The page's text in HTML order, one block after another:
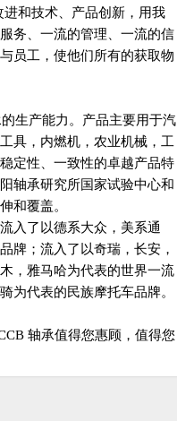
和技术、产品创新，用我
务、一流的管理、一流的信
员工，使他们所有的获取物
生产能力。产品主要用于汽
具，内燃机，农业机械，工
定性、一致性的卓越产品特
轴承研究所国家试验中心和
和覆盖。
入了以德系大众，美系通
牌；流入了以奇瑞，长安，
，雅马哈为代表的世界一流
为代表的民族摩托车品牌。
轴承值得您惠顾，值得您